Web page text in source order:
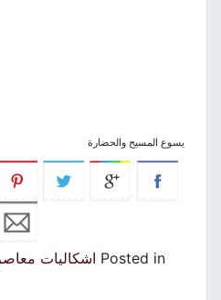
يسوع المسيح والحضارة
Posted in اشكاليات معاصرة